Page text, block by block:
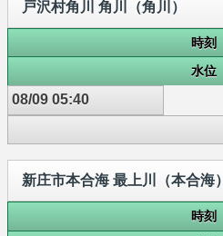
戸沢村角川 角川（角川）
時刻
水位
08/09 05:40
新庄市本合海 最上川（本合海）
時刻